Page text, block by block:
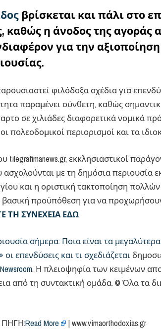
βρίσκεται και πάλι στο
καθώς η άνοδος της αγοράς
για την
φιλόδοξα σχέδια για
παραμένει σύνθετη, καθώς
σε χιλιάδες διαφορετικά νομικά
πολεοδομικοί περιορισμοί και τα
εκκλησιαστικοί
με τη δημόσια περιουσία
και η οριστική τακτοποίηση
προϋπόθεση για να
ΤΗ ΣΥΝΕΧΕΙΑ ΕΔΩ
σήμερα: Ποια είναι τα
επενδύσεις και τι σχεδιάζεται
Newsroom. Η πλειοψηφία των κειμένων
από τη συντακτική ομάδα. © Όλα τα
ΠΗΓΗ:Read More | www.vimaorthodoxias.gr